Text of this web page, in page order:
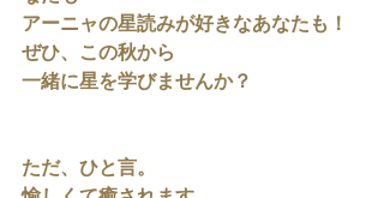
アーニャの星読みが好きなあなたも！
ぜひ、この秋から
一緒に星を学びませんか？
ただ、ひと言。